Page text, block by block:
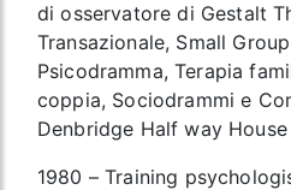
di osservatore di Gestalt
Transazionale, Small
Psicodramma, Terapia
coppia, Sociodrammi e
Denbridge Half way
1980 – Training